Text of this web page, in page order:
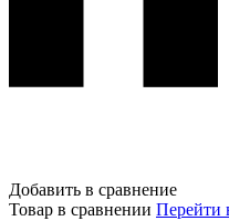
Добавить в сравнение
Товар в сравнении Перейти